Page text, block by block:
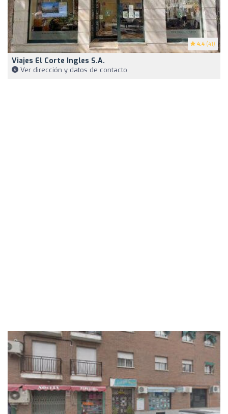
4.4 (41)
Viajes El Corte Ingles S.A.
Ver dirección y datos de contacto